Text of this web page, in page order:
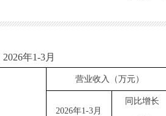
2026年1-3月
营业收入（万元）
2026年1-3月
同比增长